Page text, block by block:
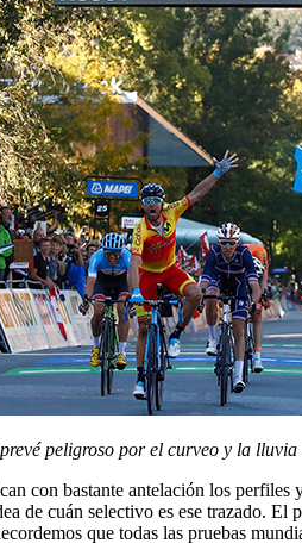
peligroso por el curveo y la
con bastante antelación los
de cuán selectivo es ese trazado.
que todas las pruebas